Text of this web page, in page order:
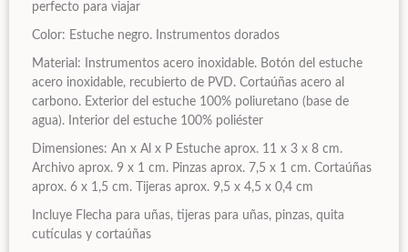
perfecto para viajar
Color: Estuche negro. Instrumentos dorados
Material: Instrumentos acero inoxidable. Botón del estuche
acero inoxidable, recubierto de PVD. Cortaúñas acero al
carbono. Exterior del estuche 100% poliuretano (base de
agua). Interior del estuche 100% poliéster
Dimensiones: An x Al x P Estuche aprox. 11 x 3 x 8 cm.
Archivo aprox. 9 x 1 cm. Pinzas aprox. 7,5 x 1 cm. Cortaúñas
aprox. 6 x 1,5 cm. Tijeras aprox. 9,5 x 4,5 x 0,4 cm
Incluye Flecha para uñas, tijeras para uñas, pinzas, quita
cutículas y cortaúñas